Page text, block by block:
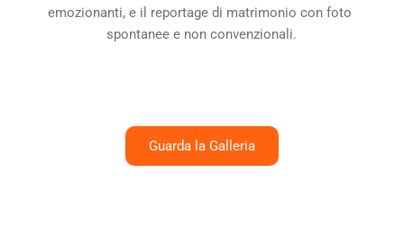
emozionanti, e il reportage di matrimonio con foto
spontanee e non convenzionali.
Guarda la Galleria